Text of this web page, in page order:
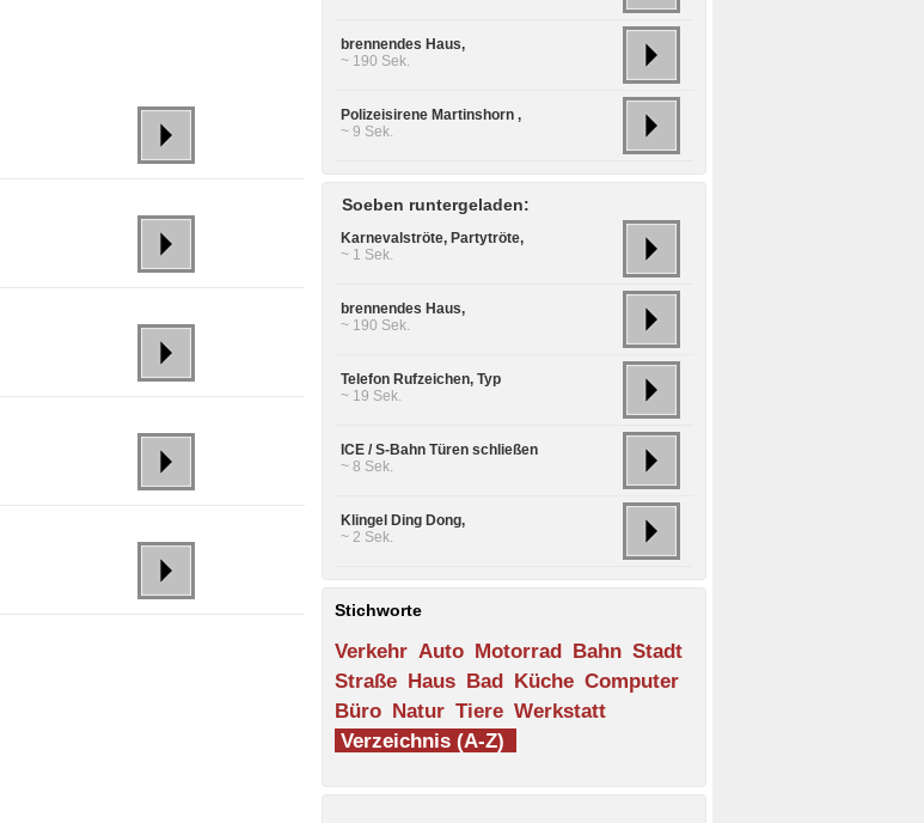
brennendes Haus,
~ 190 Sek.
Polizeisirene Martinshorn ,
~ 9 Sek.
Soeben runtergeladen:
Karnevalströte, Partytröte,
~ 1 Sek.
brennendes Haus,
~ 190 Sek.
Telefon Rufzeichen, Typ
~ 19 Sek.
ICE / S-Bahn Türen schließen
~ 8 Sek.
Klingel Ding Dong,
~ 2 Sek.
Stichworte
Verkehr Auto Motorrad Bahn Stadt
Straße Haus Bad Küche Computer
Büro Natur Tiere Werkstatt
Verzeichnis (A-Z)